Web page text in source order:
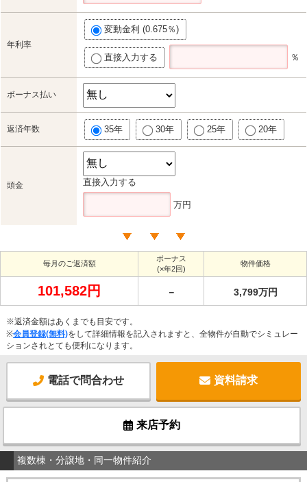
年利率
変動金利 (0.675％)
直接入力する ％
ボーナス払い
返済年数 35年 30年 25年 20年
頭金 直接入力する
万円
毎月のご返済額
ボーナス
(×年2回)
物件価格
101,582円 － 3,799万円
※返済金額はあくまでも目安です。
※会員登録(無料)をして詳細情報を記入されますと、全物件が自動でシミュレー
ションされとても便利になります。
電話で問合わせ 資料請求
来店予約
複数棟・分譲地・同一物件紹介